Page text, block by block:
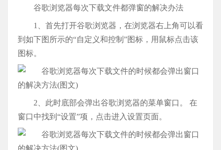
谷歌浏览器每次下载文件都弹窗的解决办法
1、首先打开谷歌浏览器，在浏览器右上角可以看
到如下图所示的“自定义和控制”图标，用鼠标点击该
图标。
2、此时底部会弹出谷歌浏览器的菜单窗口。 在
窗口中找到“设置”项，点击进入设置页面。